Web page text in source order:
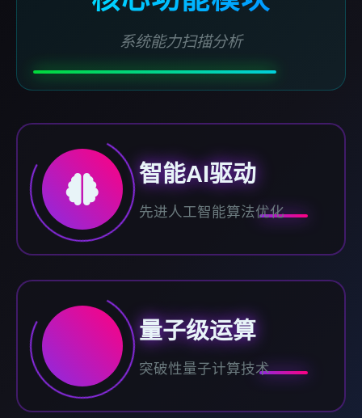
系统能力扫描分析
智能AI驱动
先进人工智能算法优化
量子级运算
突破性量子计算技术